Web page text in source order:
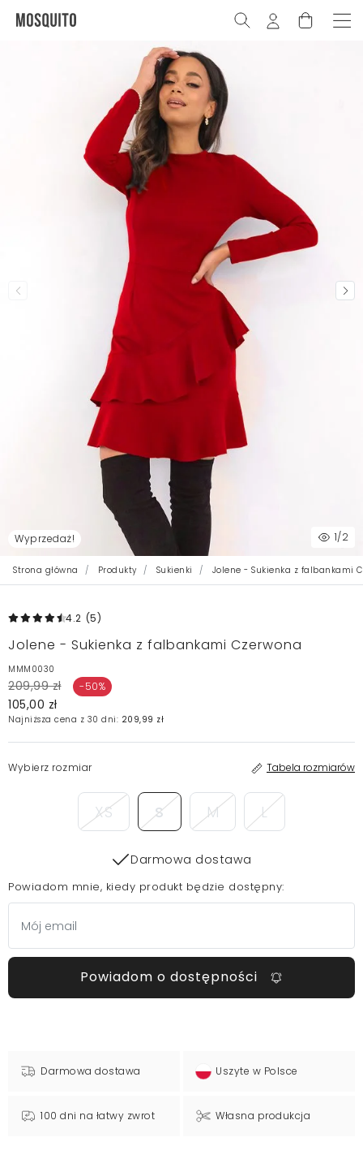
Wyprzedaż! 1/2
Strona główna Produkty Sukienki Jolene - Sukienka z falbankami
4.2 (5)
Jolene - Sukienka z falbankami Czerwona
MMM0030
209,99 zł -50%
105,00 zł
Najniższa cena z 30 dni: 209,99 zł
Wybierz rozmiar Tabela rozmiarów
XS S M L
Darmowa dostawa
Powiadom mnie, kiedy produkt będzie dostępny:
Powiadom o dostępności
Darmowa dostawa Uszyte w Polsce
100 dni na łatwy zwrot Własna produkcja